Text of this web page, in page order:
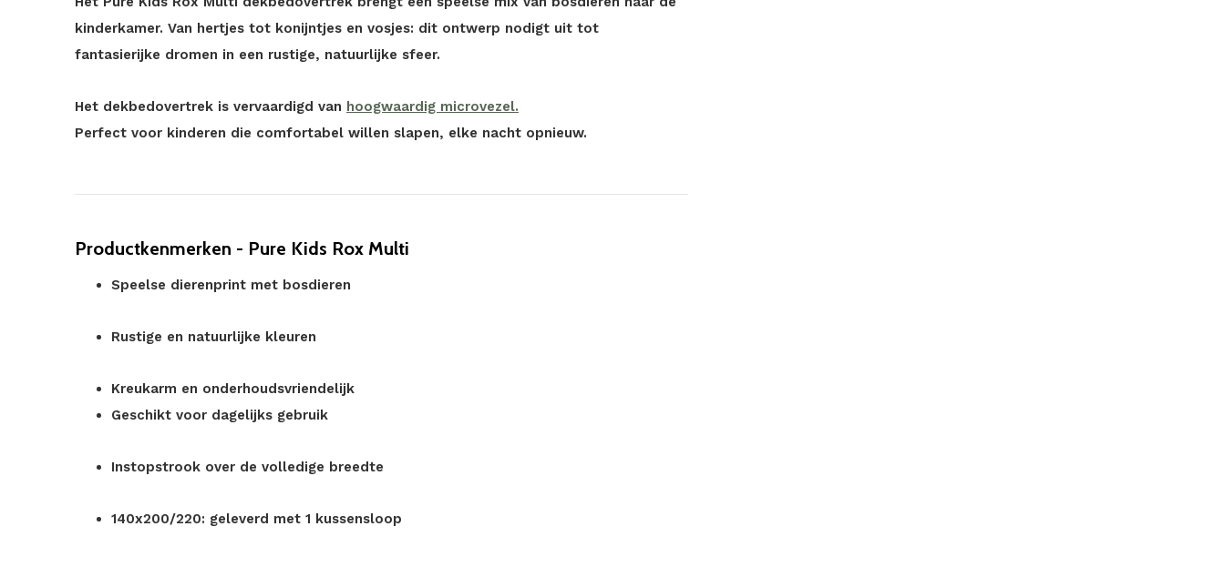
kinderkamer. Van hertjes tot konijntjes en vosjes: dit ontwerp nodigt uit tot
fantasierijke dromen in een rustige, natuurlijke sfeer.
Het dekbedovertrek is vervaardigd van hoogwaardig microvezel.
Perfect voor kinderen die comfortabel willen slapen, elke nacht opnieuw.
Productkenmerken - Pure Kids Rox Multi
Speelse dierenprint met bosdieren
Rustige en natuurlijke kleuren
Kreukarm en onderhoudsvriendelijk
Geschikt voor dagelijks gebruik
Instopstrook over de volledige breedte
140x200/220: geleverd met 1 kussensloop